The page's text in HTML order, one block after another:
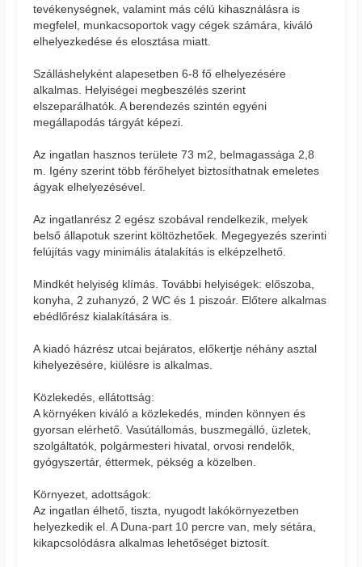
tevékenységnek, valamint más célú kihasználásra is
megfelel, munkacsoportok vagy cégek számára, kiváló
elhelyezkedése és elosztása miatt.
Szálláshelyként alapesetben 6-8 fő elhelyezésére
alkalmas. Helyiségei megbeszélés szerint
elszeparálhatók. A berendezés szintén egyéni
megállapodás tárgyát képezi.
Az ingatlan hasznos területe 73 m2, belmagassága 2,8
m. Igény szerint több férőhelyet biztosíthatnak emeletes
ágyak elhelyezésével.
Az ingatlanrész 2 egész szobával rendelkezik, melyek
belső állapotuk szerint költözhetőek. Megegyezés szerinti
felújítás vagy minimális átalakítás is elképzelhető.
Mindkét helyiség klímás. További helyiségek: előszoba,
konyha, 2 zuhanyzó, 2 WC és 1 piszoár. Előtere alkalmas
ebédlőrész kialakítására is.
A kiadó házrész utcai bejáratos, előkertje néhány asztal
kihelyezésére, kiülésre is alkalmas.
Közlekedés, ellátottság:
A környéken kiváló a közlekedés, minden könnyen és
gyorsan elérhető. Vasútállomás, buszmegálló, üzletek,
szolgáltatók, polgármesteri hivatal, orvosi rendelők,
gyógyszertár, éttermek, pékség a közelben.
Környezet, adottságok:
Az ingatlan élhető, tiszta, nyugodt lakókörnyezetben
helyezkedik el. A Duna-part 10 percre van, mely sétára,
kikapcsolódásra alkalmas lehetőséget biztosít.